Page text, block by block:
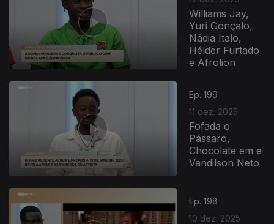
Williams Jay,
Yuri Gonçalo,
Nádia Italo,
Hélder Furtado
e Afrolion
Ep. 199
11 dez. 2025
Fofada o
Pássaro,
Chocolate em e
Vandilson Neto
Ep. 198
10 dez. 2025